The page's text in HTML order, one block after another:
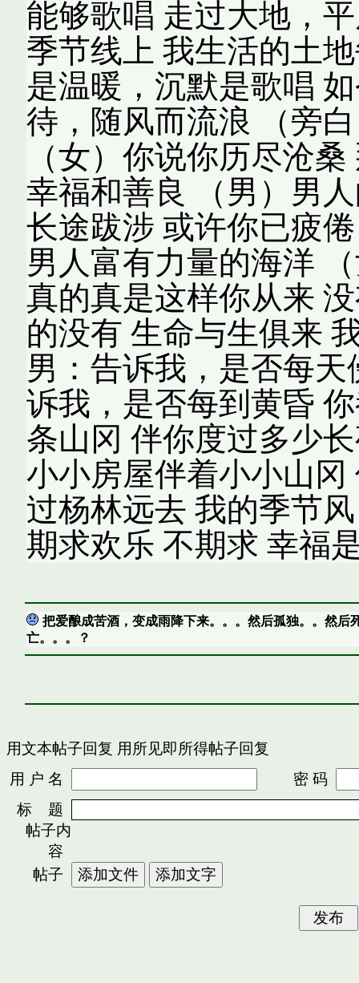
能够歌唱 走过大地，
季节线上 我生活的土
是温暖，沉默是歌唱
待，随风而流浪 （旁
（女）你说你历尽沧
幸福和善良 （男）男
长途跋涉 或许你已疲
男人富有力量的海洋
真的真是这样你从来
的没有 生命与生俱来
男：告诉我，是否每
诉我，是否每到黄昏
条山冈 伴你度过多少
小小房屋伴着小小山
过杨林远去 我的季节
期求欢乐 不期求 幸福
把爱酿成苦酒，变成雨降下来。。。然后孤独。。然后
亡。。。？
用文本帖子回复 用所见即所得帖子回复
用 户 名
密 码
标 题
帖子内
容
帖子